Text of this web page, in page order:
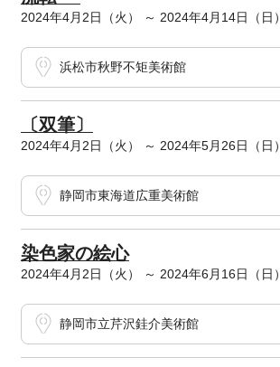
2024年4月2日（火） ～ 2024年4月14日（日）
浜松市秋野不矩美術館
〔双筆〕
2024年4月2日（火） ～ 2024年5月26日（日）
静岡市東海道広重美術館
染色家の絵心
2024年4月2日（火） ～ 2024年6月16日（日）
静岡市立芹沢銈介美術館